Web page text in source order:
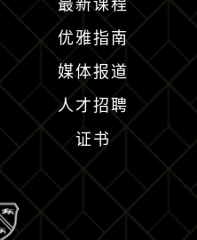
最新课程
优雅指南
媒体报道
人才招聘
证书